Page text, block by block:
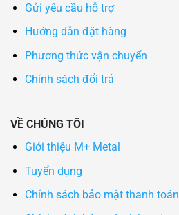
Gửi yêu cầu hỗ trợ
Hướng dẫn đặt hàng
Phương thức vận chuyển
Chính sách đổi trả
VỀ CHÚNG TÔI
Giới thiệu M+ Metal
Tuyển dụng
Chính sách bảo mật thanh toán